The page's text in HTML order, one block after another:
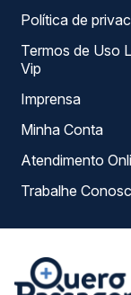
Política de
Termos de Uso Louge
Vip
Imprensa
Minha Conta
Trabalhe